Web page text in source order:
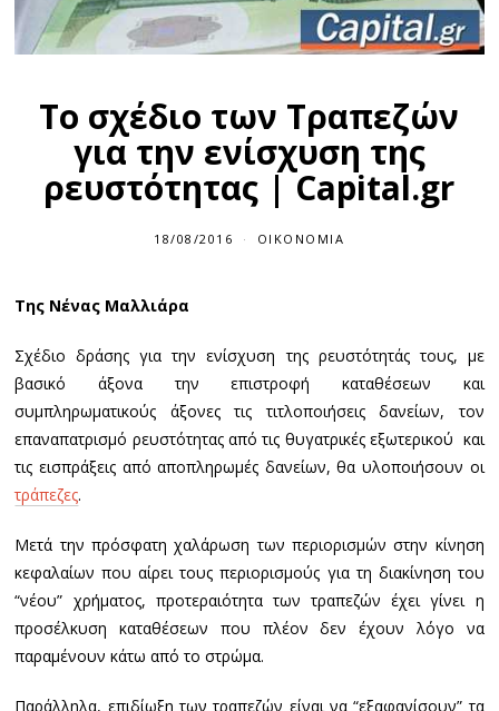
Το σχέδιο των Tραπεζών
για την ενίσχυση της
ρευστότητας | Capital.gr
18/08/2016
0
6
ΟΙΚΟΝΟΜΊΑ
Tης Νένας Μαλλιάρα
Σχέδιο δράσης για την ενίσχυση της ρευστότητάς τους, με
βασικό άξονα την επιστροφή καταθέσεων και
συμπληρωματικούς άξονες τις τιτλοποιήσεις δανείων, τον
επαναπατρισμό ρευστότητας από τις θυγατρικές εξωτερικού και
τις εισπράξεις από αποπληρωμές δανείων, θα υλοποιήσουν οι
τράπεζες.
Μετά την πρόσφατη χαλάρωση των περιορισμών στην κίνηση
κεφαλαίων που αίρει τους περιορισμούς για τη διακίνηση του
“νέου” χρήματος, προτεραιότητα των τραπεζών έχει γίνει η
προσέλκυση καταθέσεων που πλέον δεν έχουν λόγο να
παραμένουν κάτω από το στρώμα.
Παράλληλα, επιδίωξη των τραπεζών είναι να “εξαφανίσουν” τα